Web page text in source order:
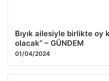
Bıyık ailesiyle birlikte oy
olacak” – GÜNDEM
01/04/2024